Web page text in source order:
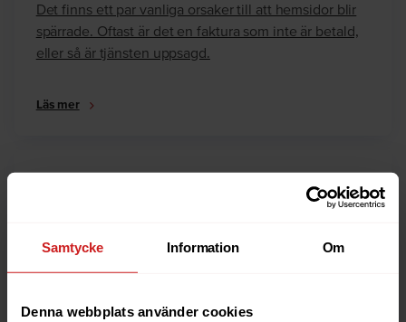
Samtycke Information Om
Denna webbplats använder cookies
Det finns ett par vanliga orsaker till att hemsidor blir
spärrade. Oftast är det en faktura som inte är betald,
eller så är tjänsten uppsagd.
Läs mer
Är du ägare till hemsidan eller domännamnet så har
anledningarna till varför en hemsida är spärrad.
Läs mer